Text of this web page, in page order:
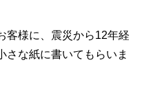
客様に、震災から12年経
さな紙に書いてもらいま